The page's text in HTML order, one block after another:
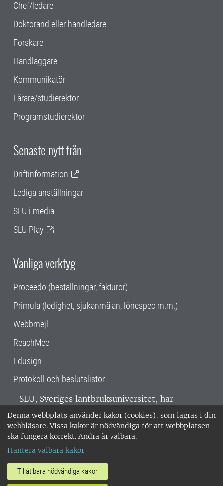
Denna webbplats använder kakor (cookies), som lagras i din
webbläsare. Vissa kakor är nödvändiga för att webbplatsen
ska fungera korrekt. Andra är valbara.
Hantera valbara kakor
Tillåt bara nödvändiga kakor
Chef/ledare
Doktorand eller handledare
Forskare
Handläggare
Kommunikatör
Lärare/studierektor
Programstudierektor
Senaste nytt från
Driftinformation
Lediga anställningar
SLU i media
SLU Play
Vanliga verktyg
Proceedo (beställningar, fakturor)
Primula (ledighet, sjukanmälan, lönespec m.m.)
Webbmejl
ReachMee
Edusign
Protokoll och beslutslistor
SLU, Sveriges lantbruksuniversitet, har
verksamhet över hela Sverige. Huvudorter är
Alnarp, Uppsala och Umeå.SLU är
miljöcertifierat enligt ISO 14001. •
018-67 10 00 • Org nr: 202100-2817 •
Om SLU:s webbplatser
•Hantera kakor•Behandling av